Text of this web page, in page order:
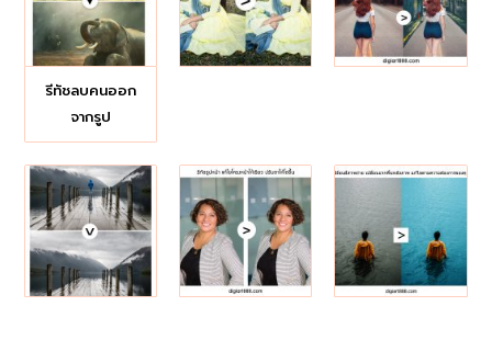
รีทัชลบคนออก
จากรูป